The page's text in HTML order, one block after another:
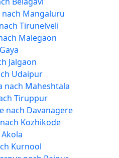
Mangaluru
Tirunelveli
Malegaon
Jalgaon
Udaipur
nach Maheshtala
Tiruppur
nach Davanagere
Kozhikode
Kurnool